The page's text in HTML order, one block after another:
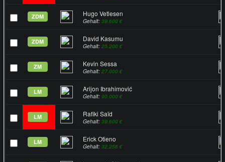
ZDM Hugo Vetlesen
Gehalt: 39.600 €
ZDM David Kasumu
Gehalt: 25.200 €
ZM Kevin Sessa
Gehalt: 27.000 €
LM Arijon Ibrahimović
Gehalt: 90.000 €
LM Rafiki Saïd
Gehalt: 39.600 €
LM Erick Otieno
Gehalt: 32.256 €